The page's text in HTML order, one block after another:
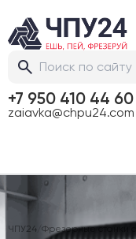
+7 950 410 44 60
zaiavka@chpu24.com
ЧПУ24 Фрезерные станки с